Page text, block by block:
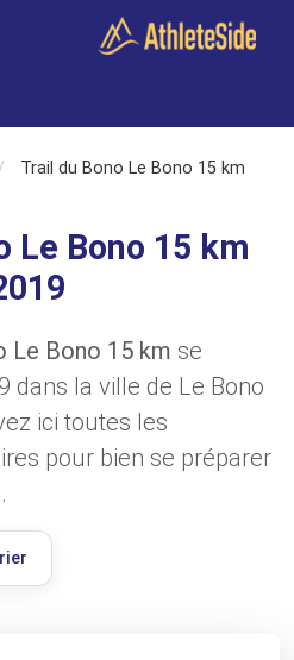
Trail du Bono Le Bono 15 km
Le Bono 15 km
Le Bono 15 km se
dans la ville de Le Bono
ici toutes les
pour bien se préparer